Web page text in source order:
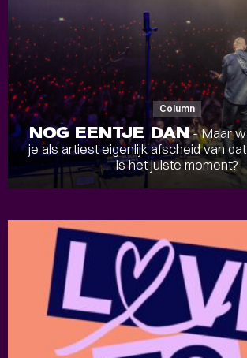
Column
NOG EENTJE DAN- Maar
je als artiest eigenlijk afscheid van
is het juiste moment?